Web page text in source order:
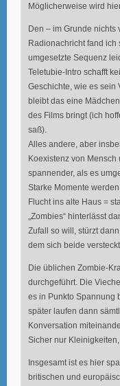
Möglicherweise wird
Den – im Grunde nichts
Radionachricht fand ich
umgesetzte Sequenz
Teletubie-Intro schafft
Geschichte, wie es sein
bleibt das eine
des Films bringt (ich
saß).
Alles andere, aber
Koexistenz von
spannender, als es
Starke Momente
Flucht ins alte Haus =
„Zombies“ hinterlässt
Zufall so will, stürzt
dem sich beide versteckt
Die üblichen Zombie-
durchgeführt. Die
es in Punkto Spannung
später laufen dann
Konversation
Sicher nur
Insgesamt ist es hier
britischen und